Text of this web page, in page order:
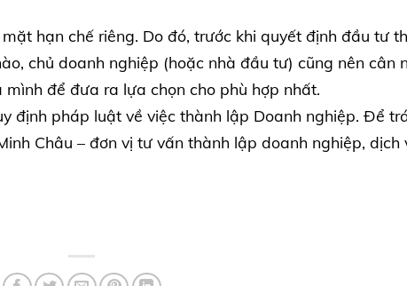
hạn chế riêng. Do đó, trước khi quyết định đầu tư
chủ doanh nghiệp (hoặc nhà đầu tư) cũng nên cân
để đưa ra lựa chọn cho phù hợp nhất.
định pháp luật về việc thành lập Doanh nghiệp. Để
Châu – đơn vị tư vấn thành lập doanh nghiệp, dịch